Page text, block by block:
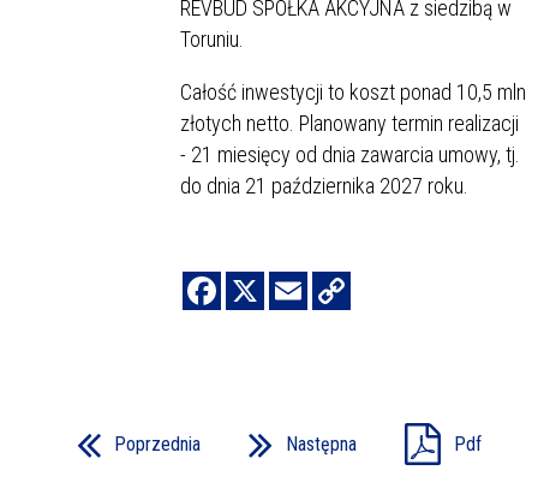
REVBUD SPÓŁKA AKCYJNA z siedzibą w
Toruniu.
Całość inwestycji to koszt ponad 10,5 mln
złotych netto. Planowany termin realizacji
- 21 miesięcy od dnia zawarcia umowy, tj.
do dnia 21 października 2027 roku.
Poprzednia Następna Pdf